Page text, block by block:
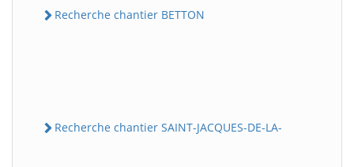
Recherche chantier BETTON
Recherche chantier SAINT-JACQUES-DE-LA-